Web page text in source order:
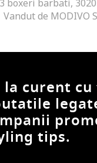
Vandut de MODIVO
la curent
tips.